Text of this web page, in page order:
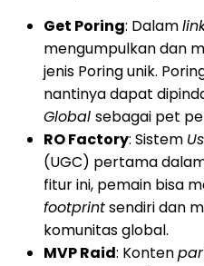
Get Poring: Dalam
mengumpulkan dan
jenis Poring unik.
nantinya dapat
Global sebagai pet
RO Factory: Sistem
(UGC) pertama
fitur ini, pemain bisa
footprintsendiri dan
komunitas global.
MVP Raid: Konten